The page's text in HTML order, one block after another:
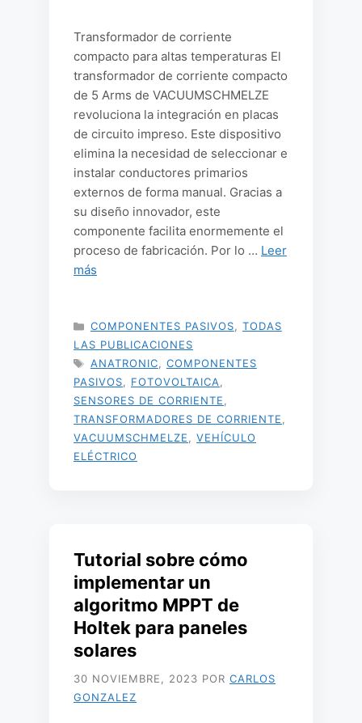
Transformador de corriente
compacto para altas temperaturas El
transformador de corriente compacto
de 5 Arms de VACUUMSCHMELZE
revoluciona la integración en placas
de circuito impreso. Este dispositivo
elimina la necesidad de seleccionar e
instalar conductores primarios
externos de forma manual. Gracias a
su diseño innovador, este
componente facilita enormemente el
proceso de fabricación. Por lo … Leer
más
CATEGORÍAS
COMPONENTES PASIVOS
TODAS
LAS PUBLICACIONES
ETIQUETAS
ANATRONIC
COMPONENTES
PASIVOS
FOTOVOLTAICA
SENSORES DE CORRIENTE
TRANSFORMADORES DE CORRIENTE
VACUUMSCHMELZE
VEHÍCULO
ELÉCTRICO
Tutorial sobre cómo
implementar un
algoritmo MPPT de
Holtek para paneles
solares
30 NOVIEMBRE, 2023 POR CARLOS
GONZALEZ